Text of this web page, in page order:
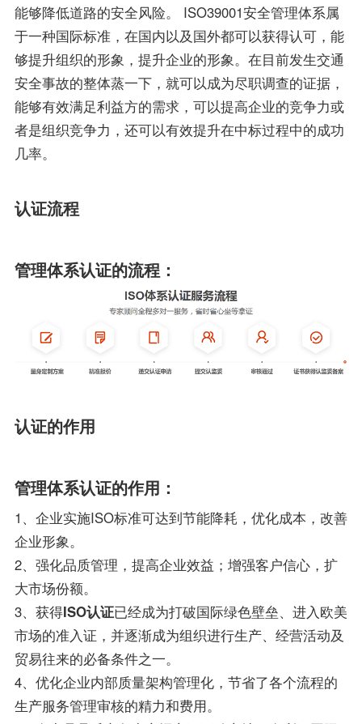
能够降低道路的安全风险。 ISO39001安全管理体系属
于一种国际标准，在国内以及国外都可以获得认可，能
够提升组织的形象，提升企业的形象。在目前发生交通
安全事故的整体蒸一下，就可以成为尽职调查的证据，
能够有效满足利益方的需求，可以提高企业的竞争力或
者是组织竞争力，还可以有效提升在中标过程中的成功
几率。
认证流程
管理体系认证的流程：
认证的作用
管理体系认证的作用：
1、企业实施ISO标准可达到节能降耗，优化成本，改善
企业形象。
2、强化品质管理，提高企业效益；增强客户信心，扩
大市场份额。
3、获得ISO认证已经成为打破国际绿色壁垒、进入欧美
市场的准入证，并逐渐成为组织进行生产、经营活动及
贸易往来的必备条件之一。
4、优化企业内部质量架构管理化，节省了各个流程的
生产服务管理审核的精力和费用。